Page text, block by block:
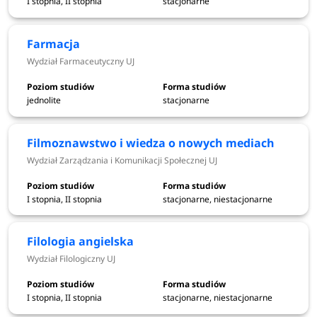
Polonistyki UJ
Język rosyjski w tłumaczeniach specjalistycznych -
Wydział Filologiczny UJ
Judaistyka - Wydział Historyczny UJ
Kierunek lekarsko-dentystyczny (stomatologia) -
Korean studies - Wydział Studiów Międzynarodowych
i Politycznych UJ
Kosmetologia - Wydział Farmaceutyczny UJ
Krytyka literacka - Wydział Polonistyki UJ
Kulturoznawstwo - teksty kultury - Wydział Polonistyki
UJ
Kulturoznawstwo międzynarodowe - Wydział Studiów
Laboratoria kultury współczesnej - Wydział
Zarządzania i Komunikacji Społecznej UJ
Farmacja
Wydział Farmaceutyczny UJ
jednolite stacjonarne
Filmoznawstwo i wiedza o nowych mediach
Wydział Zarządzania i Komunikacji Społecznej UJ
I stopnia, II stopnia stacjonarne, niestacjonarne
Filologia angielska
Wydział Filologiczny UJ
I stopnia, II stopnia stacjonarne, niestacjonarne